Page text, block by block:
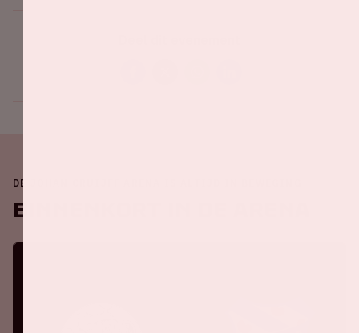
DE JOHAN CRUIJFF ARENA IS ALTIJD IN BEWEGING
Binnenkort in de ArenA